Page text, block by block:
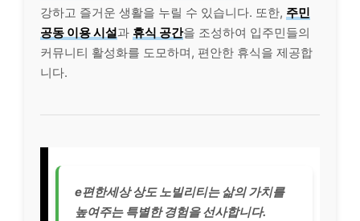
강하고 즐거운 생활을 누릴 수 있습니다. 또한, 주민
공동 이용 시설과 휴식 공간을 조성하여 입주민들의
커뮤니티 활성화를 도모하며, 편안한 휴식을 제공합
니다.
e편한세상 상도 노빌리티는 삶의 가치를
높여주는 특별한 경험을 선사합니다.